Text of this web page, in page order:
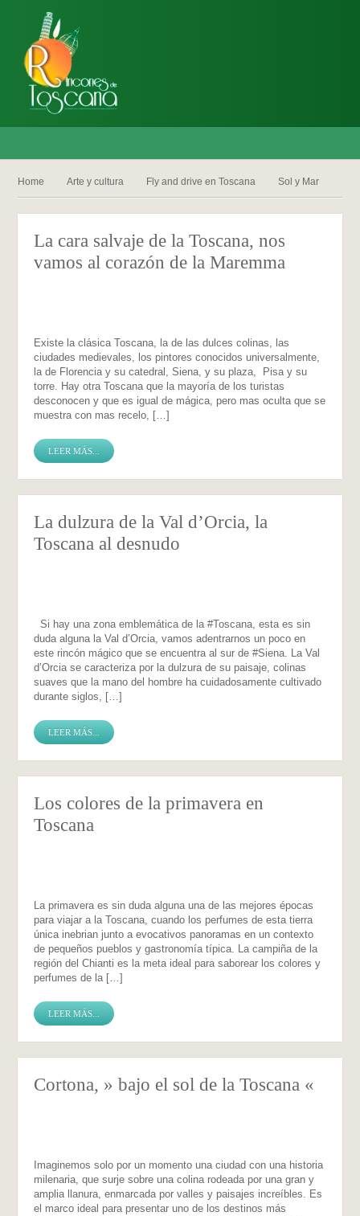
Home Arte y cultura Fly and drive en Toscana Sol y Mar
La cara salvaje de la Toscana, nos
vamos al corazón de la Maremma
Existe la clásica Toscana, la de las dulces colinas, las
ciudades medievales, los pintores conocidos universalmente,
la de Florencia y su catedral, Siena, y su plaza, Pisa y su
torre. Hay otra Toscana que la mayoría de los turistas
desconocen y que es igual de mágica, pero mas oculta que se
muestra con mas recelo, […]
LEER MÁS...
La dulzura de la Val d’Orcia, la
Toscana al desnudo
Si hay una zona emblemática de la #Toscana, esta es sin
duda alguna la Val d’Orcia, vamos adentrarnos un poco en
este rincón mágico que se encuentra al sur de #Siena. La Val
d’Orcia se caracteriza por la dulzura de su paisaje, colinas
suaves que la mano del hombre ha cuidadosamente cultivado
durante siglos, […]
LEER MÁS...
Los colores de la primavera en
Toscana
La primavera es sin duda alguna una de las mejores épocas
para viajar a la Toscana, cuando los perfumes de esta tierra
única inebrian junto a evocativos panoramas en un contexto
de pequeños pueblos y gastronomía típica. La campiña de la
región del Chianti es la meta ideal para saborear los colores y
perfumes de la […]
LEER MÁS...
Cortona, » bajo el sol de la Toscana «
Imaginemos solo por un momento una ciudad con una historia
milenaria, que surje sobre una colina rodeada por una gran y
amplia llanura, enmarcada por valles y paisajes increíbles. Es
el marco ideal para presentar uno de los destinos más